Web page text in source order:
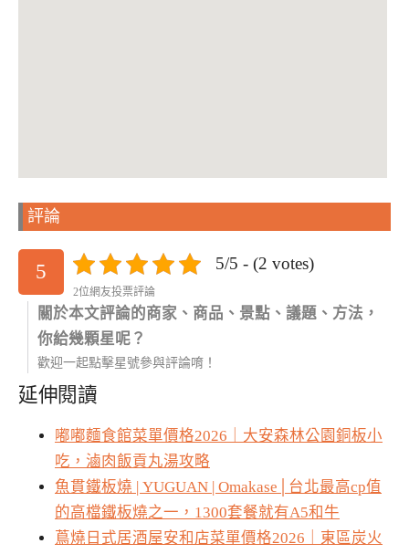
評論
5 5/5 - (2 votes)
2位網友投票評論
關於本文評論的商家、商品、景點、議題、方法，
你給幾顆星呢？
歡迎一起點擊星號參與評論唷！
延伸閱讀
嘟嘟麵食館菜單價格2026｜大安森林公園銅板小
吃，滷肉飯貢丸湯攻略
魚貫鐵板燒 | YUGUAN | Omakase│台北最高cp值
的高檔鐵板燒之一，1300套餐就有A5和牛
蔦燒日式居酒屋安和店菜單價格2026｜東區炭火